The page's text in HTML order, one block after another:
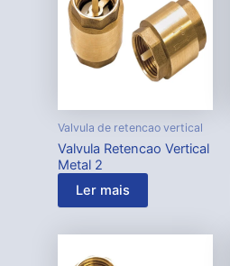
Valvula de retencao vertical
Valvula Retencao Vertical
Metal 2
Ler mais